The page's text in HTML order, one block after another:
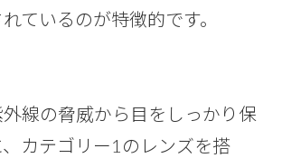
ているのが特徴的です。
外線の脅威から目をしっかり保
カテゴリー1のレンズを搭